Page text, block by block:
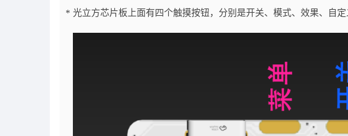
* 光立方芯片板上面有四个触摸按钮，分别是开关、模式、效果、自定